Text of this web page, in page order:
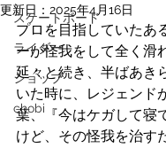
スケートボード
ライダー
ショップ
chobi
更新日： 2025年4月16日
プロを目指していたあ
ーが怪我をして全く滑
延々と続き、半ばあき
いた時に、レジェンド
葉、『今はケガして寝
けど、その怪我を治す